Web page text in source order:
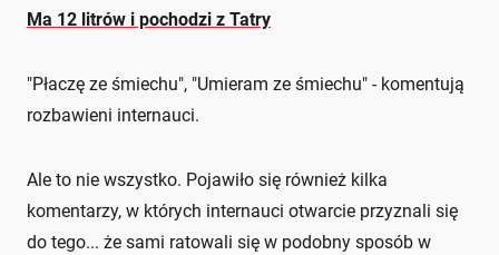
Ma 12 litrów i pochodzi z Tatry
"Płaczę ze śmiechu", "Umieram ze śmiechu" - komentują
rozbawieni internauci.
Ale to nie wszystko. Pojawiło się również kilka
komentarzy, w których internauci otwarcie przyznali się
do tego... że sami ratowali się w podobny sposób w